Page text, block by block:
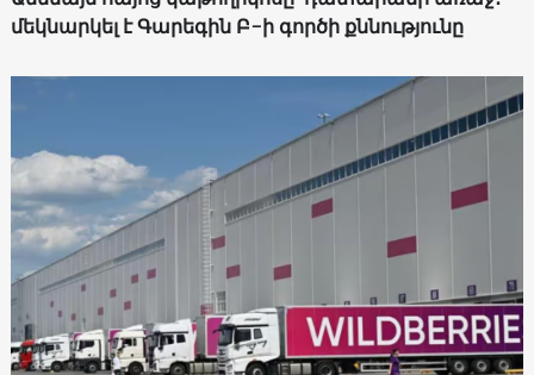
մեկնարկել է Գարեգին Բ-ի գործի քննությունը